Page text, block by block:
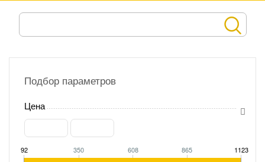
Подбор параметров
Цена
92 350 608 865 1123